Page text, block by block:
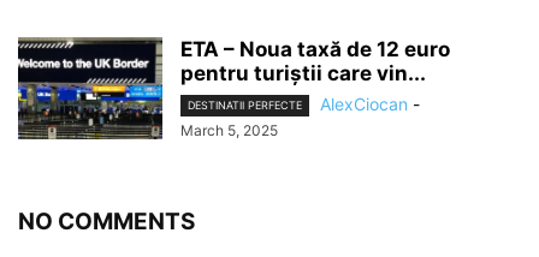
ETA – Noua taxă de 12 euro
pentru turiștii care vin...
DESTINATII PERFECTE AlexCiocan -
March 5, 2025
NO COMMENTS